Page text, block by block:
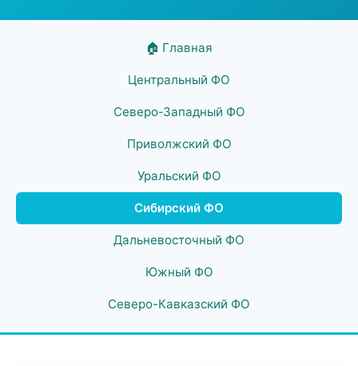
🏠 Главная
Центральный ФО
Северо-Западный ФО
Приволжский ФО
Уральский ФО
Сибирский ФО
Дальневосточный ФО
Южный ФО
Северо-Кавказский ФО